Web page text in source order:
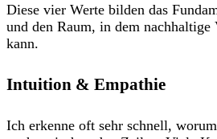
Diese vier Werte bilden das
und den Raum, in dem nachhaltige
kann.
Intuition & Empathie
Ich erkenne oft sehr schnell,